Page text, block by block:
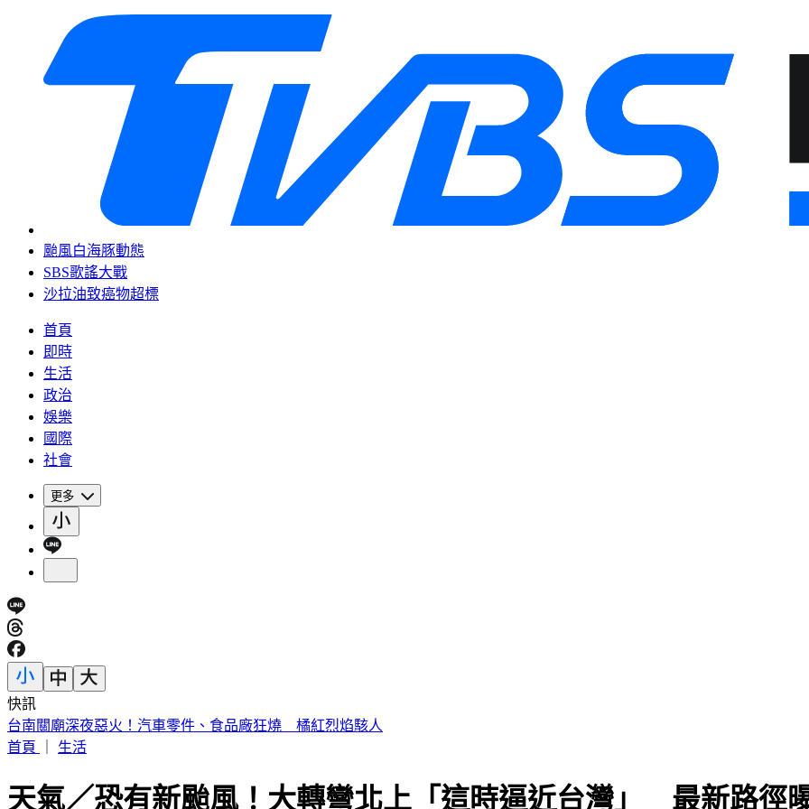
颱風白海豚動態
SBS歌謠大戰
沙拉油致癌物超標
首頁
即時
生活
政治
娛樂
國際
社會
更多
快訊
台南關廟深夜惡火！汽車零件、食品廠狂燒 橘紅烈焰駭人
首頁
生活
天氣／恐有新颱風！大轉彎北上「這時逼近台灣」 最新路徑